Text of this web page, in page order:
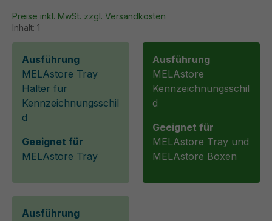
Inhalt: 1
Preise inkl. MwSt. zzgl. Versandkosten
Ausführung
MELAstore Tray
Halter für
Kennzeichnungsschil
d
Geeignet für
MELAstore Tray
Ausführung
MELAstore
Kennzeichnungsschil
d
Geeignet für
MELAstore Tray und
MELAstore Boxen
Ausführung